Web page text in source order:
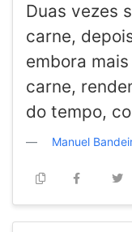
Duas vezes
carne,
embora
carne,
do tempo,
Manuel